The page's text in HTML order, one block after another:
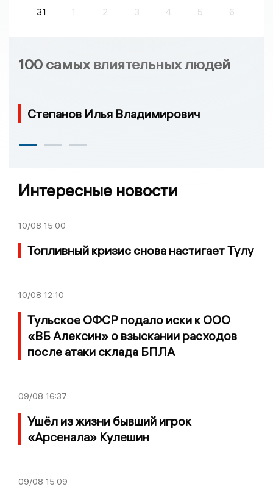
31
1 2 3 4 5 6
100 самых влиятельных людей
Степанов Илья Владимирович
Интересные новости
10/08 15:00
Топливный кризис снова настигает Тулу
10/08 12:10
Тульское ОФСР подало иски к ООО
«ВБ Алексин» о взыскании расходов
после атаки склада БПЛА
09/08 16:37
Ушёл из жизни бывший игрок
«Арсенала» Кулешин
09/08 15:09